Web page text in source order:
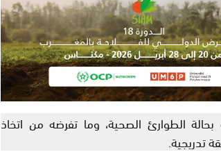
بحالة الطوارئ الصحية، وما تفرضه من اتخاذ
تدريجية.